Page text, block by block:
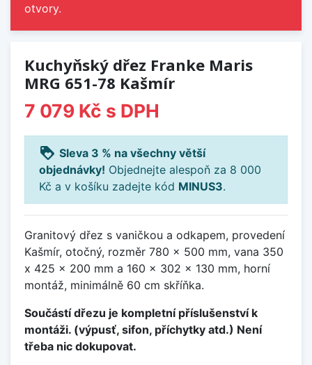
otvory.
Kuchyňský dřez Franke Maris
MRG 651-78 Kašmír
7 079 Kč s DPH
loyalty Sleva 3 % na všechny větší
objednávky! Objednejte alespoň za 8 000
Kč a v košíku zadejte kód MINUS3.
Granitový dřez s vaničkou a odkapem, provedení
Kašmír, otočný, rozměr 780 x 500 mm, vana 350
x 425 x 200 mm a 160 x 302 x 130 mm, horní
montáž, minimálně 60 cm skříňka.
Součástí dřezu je kompletní příslušenství k
montáži. (výpusť, sifon, příchytky atd.) Není
třeba nic dokupovat.